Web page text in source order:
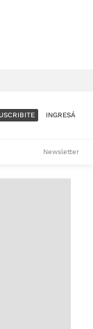
INGRESÁ
Newsletter